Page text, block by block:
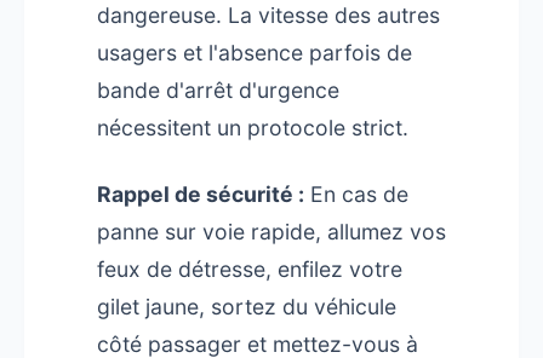
dangereuse. La vitesse des autres
usagers et l'absence parfois de
bande d'arrêt d'urgence
nécessitent un protocole strict.
Rappel de sécurité : En cas de
panne sur voie rapide, allumez vos
feux de détresse, enfilez votre
gilet jaune, sortez du véhicule
côté passager et mettez-vous à